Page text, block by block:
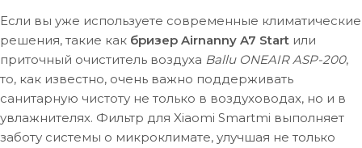
Если вы уже используете современные климатические
решения, такие как бризер Airnanny A7 Start или
приточный очиститель воздуха Ballu ONEAIR ASP-200,
то, как известно, очень важно поддерживать
санитарную чистоту не только в воздуховодах, но и в
увлажнителях. Фильтр для Xiaomi Smartmi выполняет
заботу системы о микроклимате, улучшая не только